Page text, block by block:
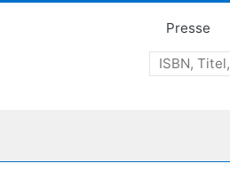
Presse